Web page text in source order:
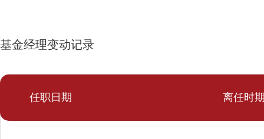
基金经理变动记录
任职日期 离任时